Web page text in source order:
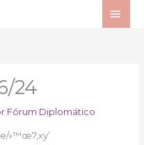
24
Fórum Diplomático
»™œ7,xy’